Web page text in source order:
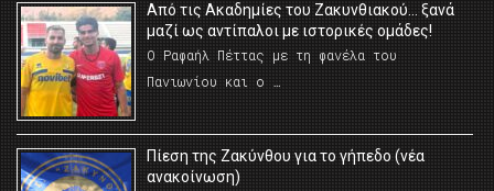
Από τις Ακαδημίες του Ζακυνθιακού… ξανά
μαζί ως αντίπαλοι με ιστορικές ομάδες!
Ο Ραφαήλ Πέττας με τη φανέλα του
Πανιωνίου και ο …
Πίεση της Ζακύνθου για το γήπεδο (νέα
ανακοίνωση)